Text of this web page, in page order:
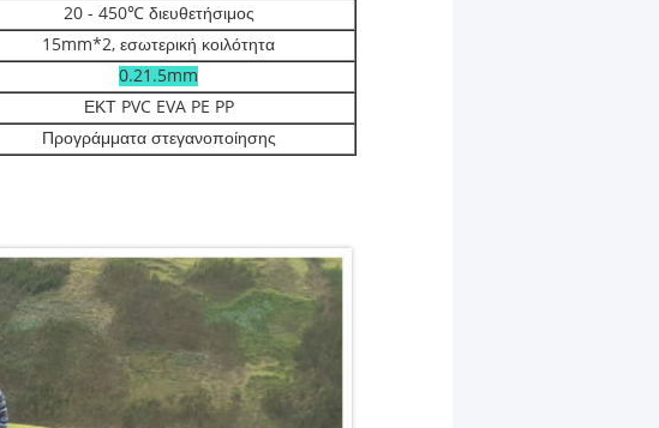
20 - 450℃ διευθετήσιμος
15mm*2, εσωτερική κοιλότητα
0.21.5mm
ΕΚΤ PVC EVA PE PP
Προγράμματα στεγανοποίησης